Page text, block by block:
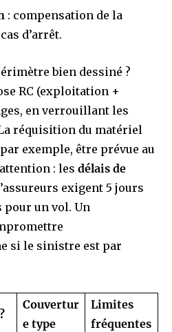
: compensation de la
d’arrêt.
bien dessiné ?
RC (exploitation +
en verrouillant les
réquisition du matériel
exemple, être prévue au
: les délais de
exigent 5 jours
pour un vol. Un
si le sinistre est par
Couvertur
e type
Limites
fréquentes